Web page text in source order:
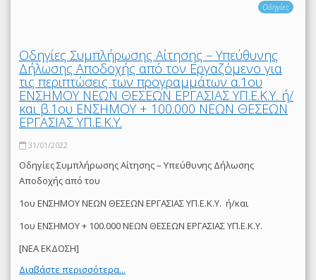
Οδηγίες
Οδηγίες Συμπλήρωσης Αίτησης – Υπεύθυνης
Δήλωσης Αποδοχής από τον Εργαζόμενο για
τις περιπτώσεις των προγραμμάτων α.1ου
ΕΝΣΗΜΟΥ ΝΕΩΝ ΘΕΣΕΩΝ ΕΡΓΑΣΙΑΣ ΥΠ.Ε.Κ.Υ. ή/
και β.1ου ΕΝΣΗΜΟΥ + 100.000 ΝΕΩΝ ΘΕΣΕΩΝ
ΕΡΓΑΣΙΑΣ ΥΠ.Ε.Κ.Υ.
31/01/2022
Οδηγίες Συμπλήρωσης Αίτησης – Υπεύθυνης Δήλωσης
Αποδοχής από του
1ου ΕΝΣΗΜΟΥ ΝΕΩΝ ΘΕΣΕΩΝ ΕΡΓΑΣΙΑΣ ΥΠ.Ε.Κ.Υ. ή/και
1ου ΕΝΣΗΜΟΥ + 100.000 ΝΕΩΝ ΘΕΣΕΩΝ ΕΡΓΑΣΙΑΣ ΥΠ.Ε.Κ.Υ.
[ΝΕΑ ΕΚΔΟΣΗ]
Διαβάστε περισσότερα...